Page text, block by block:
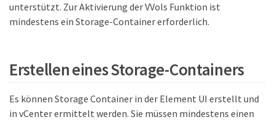
unterstützt. Zur Aktivierung der VVols Funktion ist
mindestens ein Storage-Container erforderlich.
Erstellen eines Storage-Containers
Es können Storage Container in der Element UI erstellt und
in vCenter ermittelt werden. Sie müssen mindestens einen